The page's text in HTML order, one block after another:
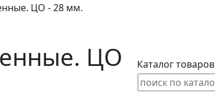
ЦО - 28 мм.
ЦО
Каталог товаров